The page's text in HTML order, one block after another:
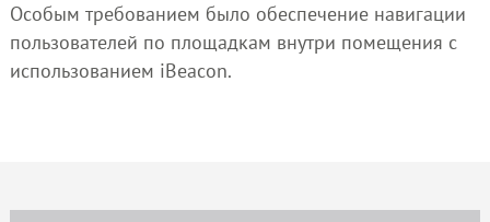
Особым требованием было обеспечение навигации
пользователей по площадкам внутри помещения с
использованием iBeacon.